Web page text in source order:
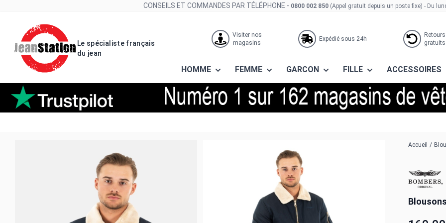
CONSEILS ET COMMANDES PAR TÉLÉPHONE - 0800 002 850 (Appel gratuit depuis un poste fixe) - Du
Le spécialiste français
du jean
Visiter nos
magasins
Expédié sous 24h
Retours
gratuits
HOMME FEMME GARCON FILLE ACCESSOIRES
Blousons et vestes bombers original versmold navy Accueil /